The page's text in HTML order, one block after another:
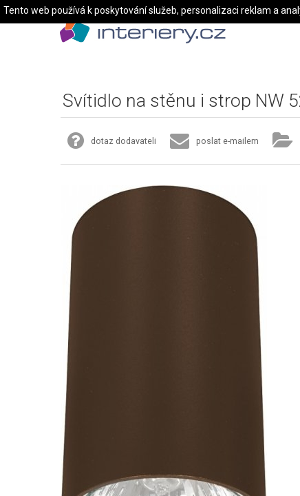
Svítidlo na stěnu i strop NW
dotaz dodavateli poslat e-mailem
Tento web používá k poskytování služeb, personalizaci reklam a